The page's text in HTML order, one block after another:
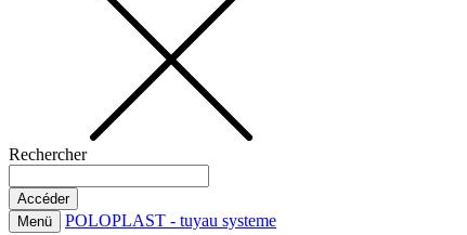
Rechercher
Menü POLOPLAST - tuyau systeme